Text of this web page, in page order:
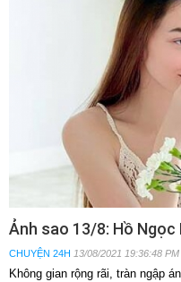
Ảnh sao 13/8: Hồ
CHUYỆN 24H 13/08/2021 19:36:48 PM
Không gian rộng rãi, tràn ngập